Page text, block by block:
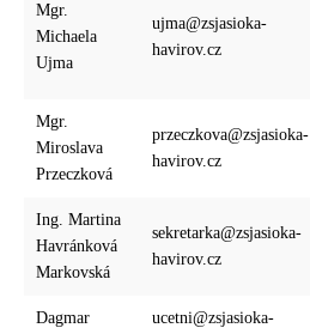
Mgr.
Michaela
Ujma
ujma@zsjasioka-
havirov.cz
Mgr.
Miroslava
Przeczková
przeczkova@zsjasioka-
havirov.cz
Ing. Martina
Havránková
Markovská
sekretarka@zsjasioka-
havirov.cz
Dagmar
ucetni@zsjasioka-